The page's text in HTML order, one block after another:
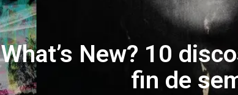
What’s New? 10
fin de